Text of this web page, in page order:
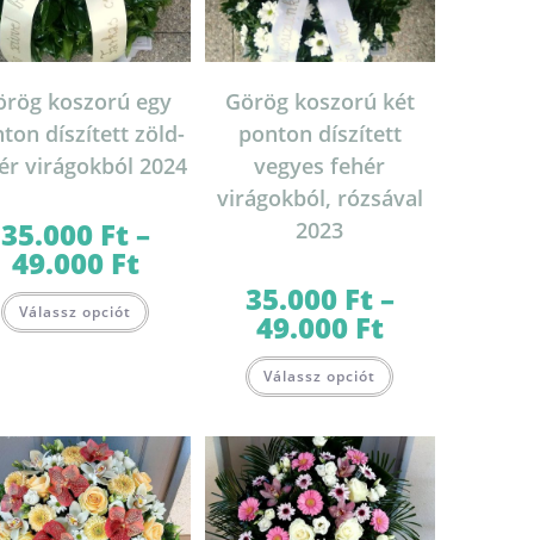
koszorú egy
díszített zöld-
virágokból 2024
35.000 Ft–
49.000 FtÁrtartomány:
35.000 Ft
-
49.000 Ft
Válassz opciót a
a
termékoldalon
választhatók
ki
Görög koszorú két
ponton díszített
vegyes fehér
virágokból, rózsával
2023
35.000 Ft–
49.000 FtÁrtartomány:
35.000 Ft
-
49.000 Ft
Válassz opciót a
van.
A
változatok
a
termékoldalon
választhatók